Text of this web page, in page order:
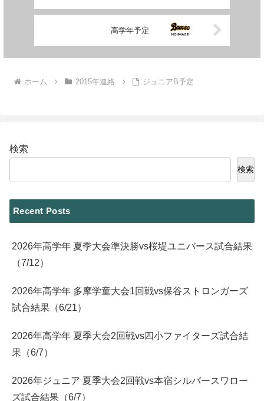
高学年予定
ホーム 2015年連絡 ジュニアB予定
検索
検索
Recent Posts
2026年高学年 夏季大会準決勝vs桜堤ユニバース試合結果
（7/12）
2026年高学年 多摩学童大会1回戦vs保谷ストロンガーズ
試合結果（6/21）
2026年高学年 夏季大会2回戦vs四小ファイターズ試合結
果（6/7）
2026年ジュニア 夏季大会2回戦vs本宿シルバースワロー
ズ試合結果（6/7）